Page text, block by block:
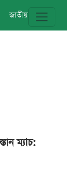
জাতীয় বিশ্ব
ম্যাচ: